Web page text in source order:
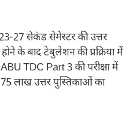
27 सेकंड सेमेस्टर की उत्तर
के बाद टेबुलेशन की प्रक्रिया में
TDC Part 3 की परीक्षा में
लाख उत्तर पुस्तिकाओं का